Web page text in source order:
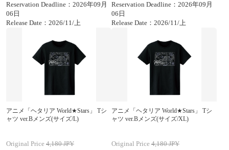
Reservation Deadline：2026年09月
06日
Release Date：2026/11/上
Reservation Deadline：2026年09月
06日
Release Date：2026/11/上
アニメ「ヘタリア World★Stars」 Tシ
ャツ ver.Bメンズ(サイズ/L)
Original Price 4,180JPY
アニメ「ヘタリア World★Stars」 Tシ
ャツ ver.Bメンズ(サイズ/XL)
Original Price 4,180JPY